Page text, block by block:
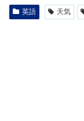
英語 天気